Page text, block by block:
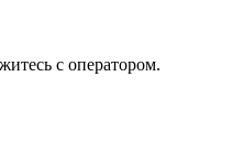
с оператором.